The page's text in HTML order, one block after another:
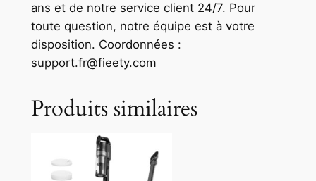
ans et de notre service client 24/7. Pour
toute question, notre équipe est à votre
disposition. Coordonnées :
support.fr@fieety.com
Produits similaires